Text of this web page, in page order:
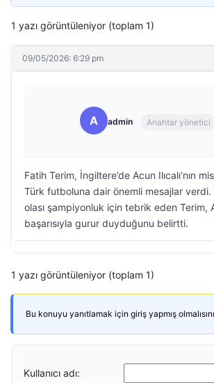
1 yazı görüntüleniyor (toplam 1)
09/05/2026: 6:29 pm
A admin Anahtar yönetici
Fatih Terim, İngiltere’de Acun Ilıcalı’nın
Türk futboluna dair önemli mesajlar verdi.
olası şampiyonluk için tebrik eden Terim,
başarısıyla gurur duyduğunu belirtti.
1 yazı görüntüleniyor (toplam 1)
Bu konuyu yanıtlamak için giriş yapmış
Kullanıcı adı: